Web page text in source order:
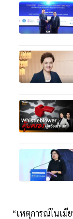
“เหตุการณ์ในเมี